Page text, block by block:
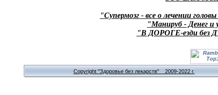
"Супермозг - все о лечении
"Манируб - Денег и
"В ДОРОГЕ-езди без
Copyright "Здоровье без лекарств" 2009-2022 г.